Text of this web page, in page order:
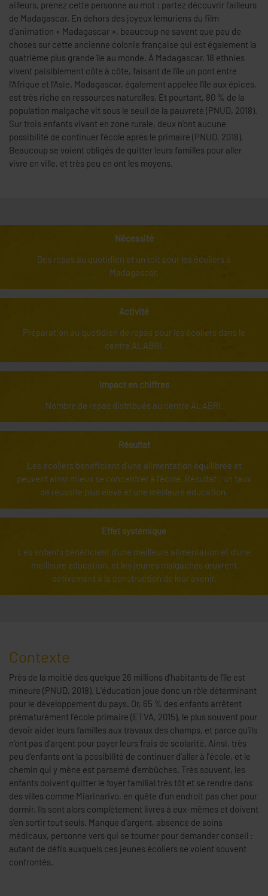
ailleurs, prenez cette personne au mot : partez découvrir l'ailleurs
de Madagascar. En dehors des joyeux lémuriens du film
d'animation « Madagascar », beaucoup ne savent que peu de
choses sur cette ancienne colonie française qui est également la
quatrième plus grande île au monde. À Madagascar, 18 ethnies
vivent paisiblement côte à côte, faisant de l'île un pont entre
l'Afrique et l'Asie. Madagascar, également appelée l'île aux épices,
est très riche en ressources naturelles. Et pourtant, 80 % de la
population malgache vit sous le seuil de la pauvreté (PNUD, 2018).
Sur trois enfants vivant en zone rurale, deux n'ont aucune
possibilité de continuer l'école après le primaire (PNUD, 2018).
Beaucoup se voient obligés de quitter leurs familles pour aller
vivre en ville, et très peu en ont les moyens.
Nécessité
Des repas au quotidien et un toit pour les écoliers à
Madagascar.
Activité
Préparation au quotidien de repas pour les écoliers dans le
centre ALABRI.
Impact en chiffres
Nombre de repas distribués au centre ALABRI.
Résultat
Les écoliers bénéficient d'une alimentation équilibrée et
peuvent ainsi mieux se concentrer à l'école. Résultat : un taux
de réussite plus élevé et une meilleure éducation.
Effet systémique
Les enfants bénéficient d'une meilleure alimentation et d'une
meilleure éducation, et les jeunes malgaches œuvrent
activement à la construction de leur avenir.
Contexte
Près de la moitié des quelque 26 millions d'habitants de l'île est
mineure (PNUD, 2018). L'éducation joue donc un rôle déterminant
pour le développement du pays. Or, 65 % des enfants arrêtent
prématurément l'école primaire (ETVA, 2015), le plus souvent pour
devoir aider leurs familles aux travaux des champs, et parce qu'ils
n'ont pas d'argent pour payer leurs frais de scolarité. Ainsi, très
peu d'enfants ont la possibilité de continuer d'aller à l'école, et le
chemin qui y mène est parsemé d'embûches. Très souvent, les
enfants doivent quitter le foyer familial très tôt et se rendre dans
des villes comme Miarinarivo, en quête d'un endroit pas cher pour
dormir. Ils sont alors complètement livrés à eux-mêmes et doivent
s'en sortir tout seuls. Manque d'argent, absence de soins
médicaux, personne vers qui se tourner pour demander conseil :
autant de défis auxquels ces jeunes écoliers se voient souvent
confrontés.